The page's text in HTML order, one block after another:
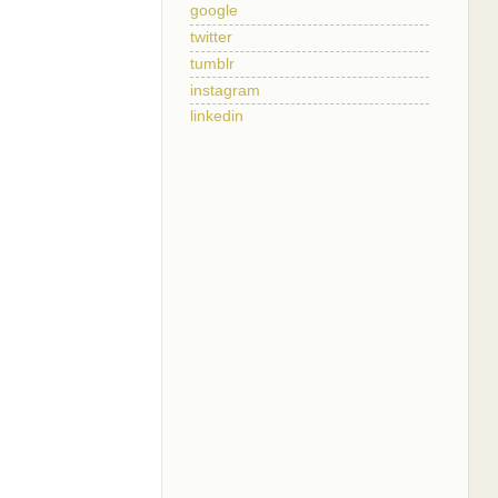
google
twitter
tumblr
instagram
linkedin